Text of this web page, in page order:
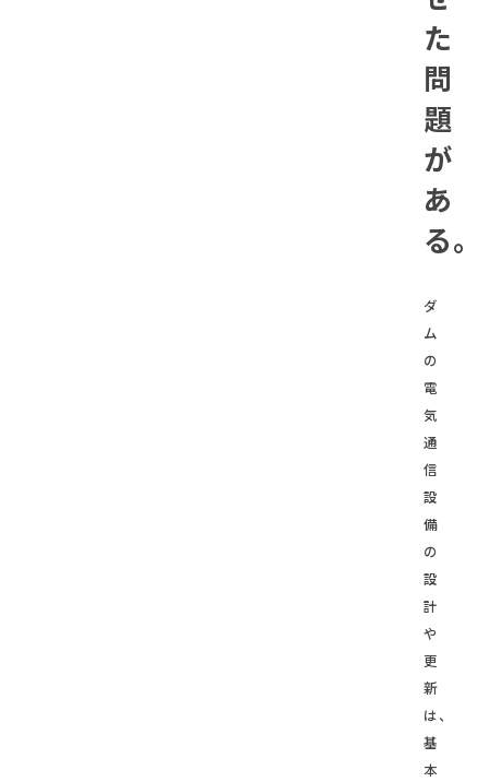
た
問
題
が
あ
る。
ダ
ム
の
電
気
通
信
設
備
の
設
計
や
更
新
は、
基
本